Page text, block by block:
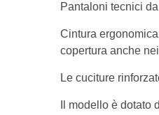
Pantaloni tecnici
Cintura
copertura anche
Le cuciture
Il modello è